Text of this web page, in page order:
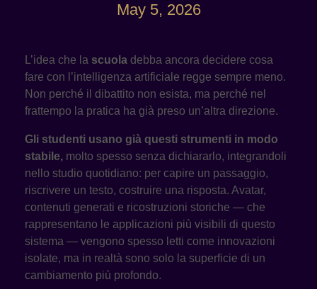
May 5, 2026
L’idea che la scuoladebba ancora decidere cosa
fare con l’intelligenza artificiale regge sempre meno.
Non perché il dibattito non esista, ma perché nel
frattempo la pratica ha già preso un’altra direzione.
Gli studenti usano già questi strumenti in modo
stabile,molto spesso senza dichiararlo, integrandoli
nello studio quotidiano: per capire un passaggio,
riscrivere un testo, costruire una risposta. Avatar,
contenuti generati e ricostruzioni storiche — che
rappresentano le applicazioni più visibili di questo
sistema — vengono spesso letti come innovazioni
isolate, ma in realtà sono solo la superficie di un
cambiamento più profondo.